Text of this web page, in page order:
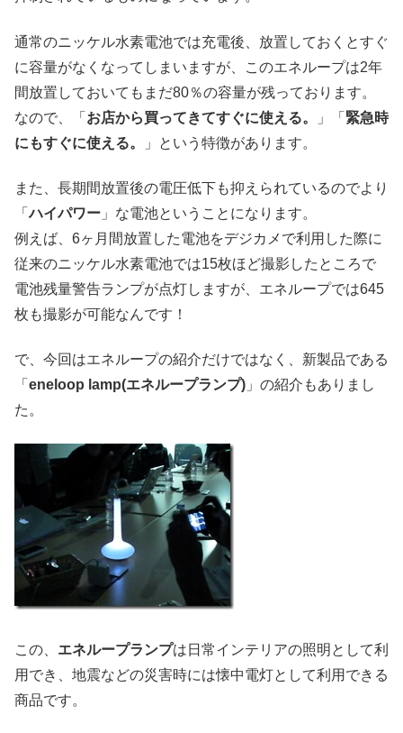
通常のニッケル水素電池では充電後、放置しておくとすぐ
に容量がなくなってしまいますが、このエネループは2年
間放置しておいてもまだ80％の容量が残っております。
なので、「 お店から買ってきてすぐに使える。 」「 緊急時
にもすぐに使える。
」という特徴があります。
また、長期間放置後の電圧低下も抑えられているのでより
「ハイパワー 」な電池ということになります。
例えば、6ヶ月間放置した電池をデジカメで利用した際に
従来のニッケル水素電池では15枚ほど撮影したところで
電池残量警告ランプが点灯しますが、エネループでは645
枚も撮影が可能なんです！
で、今回はエネループの紹介だけではなく、新製品である
「 eneloop lamp(エネループランプ) 」の紹介もありまし
た。
この、 エネループランプは日常インテリアの照明として利
用でき、地震などの災害時には懐中電灯として利用できる
商品です。